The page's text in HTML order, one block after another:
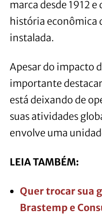
marca desde 1912
história econômica
instalada.
Apesar do impacto
importante
está deixando de
suas atividades
envolve uma
LEIA TAMBÉM:
Quer trocar sua
Brastemp e